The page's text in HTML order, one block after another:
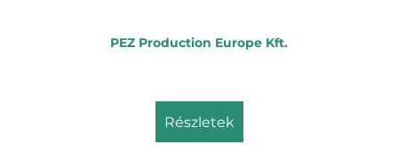
PEZ Production Europe Kft.
részletek